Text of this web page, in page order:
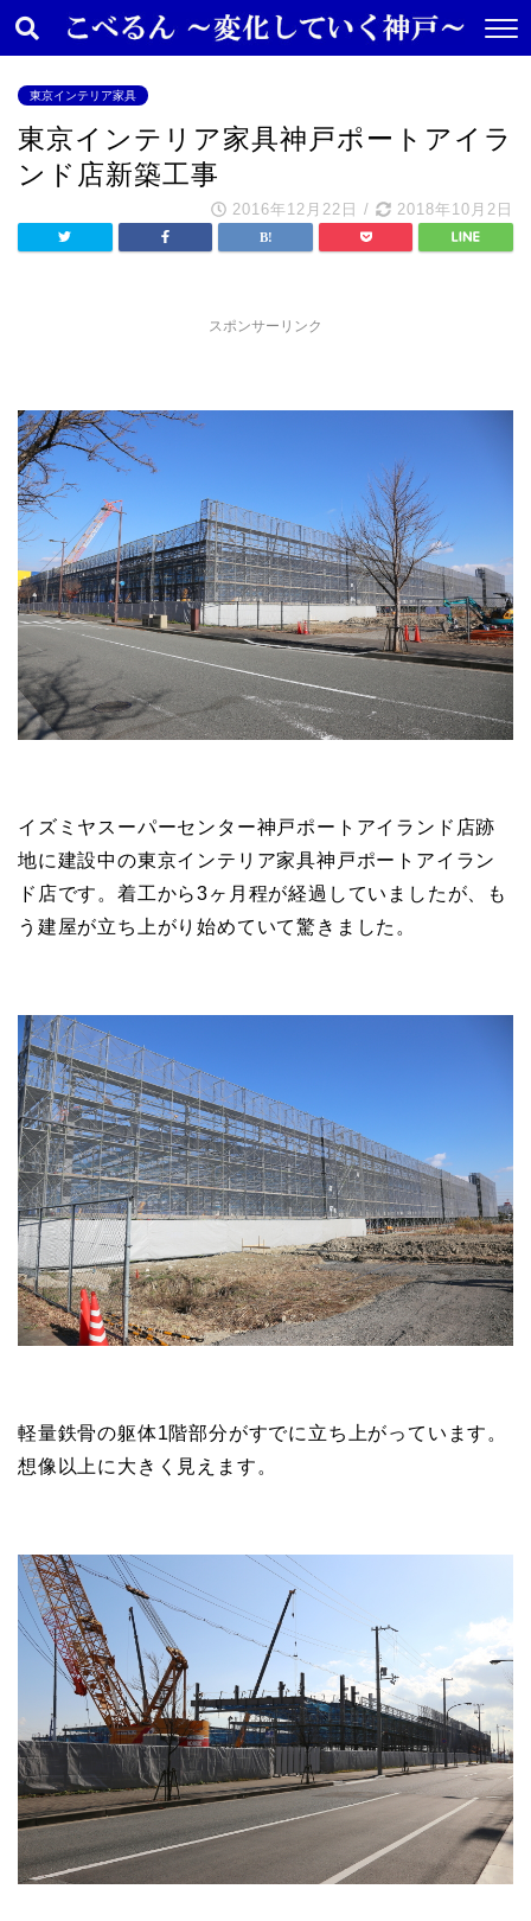
東京インテリア家具
東京インテリア家具神戸ポートアイラ
ンド店新築工事
2016年12月22日 / 2018年10月2日
スポンサーリンク
イズミヤスーパーセンター神戸ポートアイランド店跡
地に建設中の東京インテリア家具神戸ポートアイラン
ド店です。着工から3ヶ月程が経過していましたが、も
う建屋が立ち上がり始めていて驚きました。
軽量鉄骨の躯体1階部分がすでに立ち上がっています。
想像以上に大きく見えます。